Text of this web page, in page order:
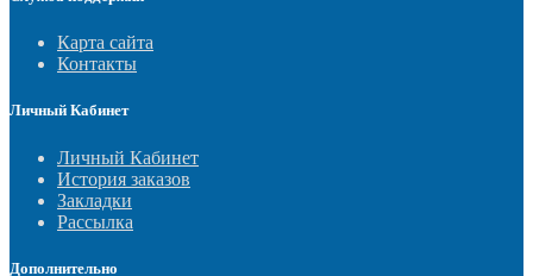
Карта сайта
Контакты
Личный Кабинет
Личный Кабинет
История заказов
Закладки
Рассылка
Дополнительно